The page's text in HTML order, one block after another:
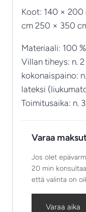
Koot: 140 ×
cm 250 × 350
Materiaali: 100
Villan tiheys: n.
kokonaispaino:
lateksi
Toimitusaika: n.
Varaa
Jos olet
20 min
että valinta on
Varaa aika